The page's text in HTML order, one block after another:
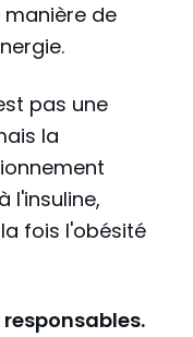
de
pas une
la
l'insuline,
fois l'obésité